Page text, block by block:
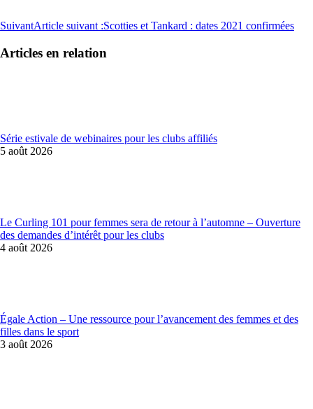
SuivantArticle suivant :Scotties et Tankard : dates 2021 confirmées
Articles en relation
Série estivale de webinaires pour les clubs affiliés
5 août 2026
Le Curling 101 pour femmes sera de retour à l’automne – Ouverture
des demandes d’intérêt pour les clubs
4 août 2026
Égale Action – Une ressource pour l’avancement des femmes et des
filles dans le sport
3 août 2026